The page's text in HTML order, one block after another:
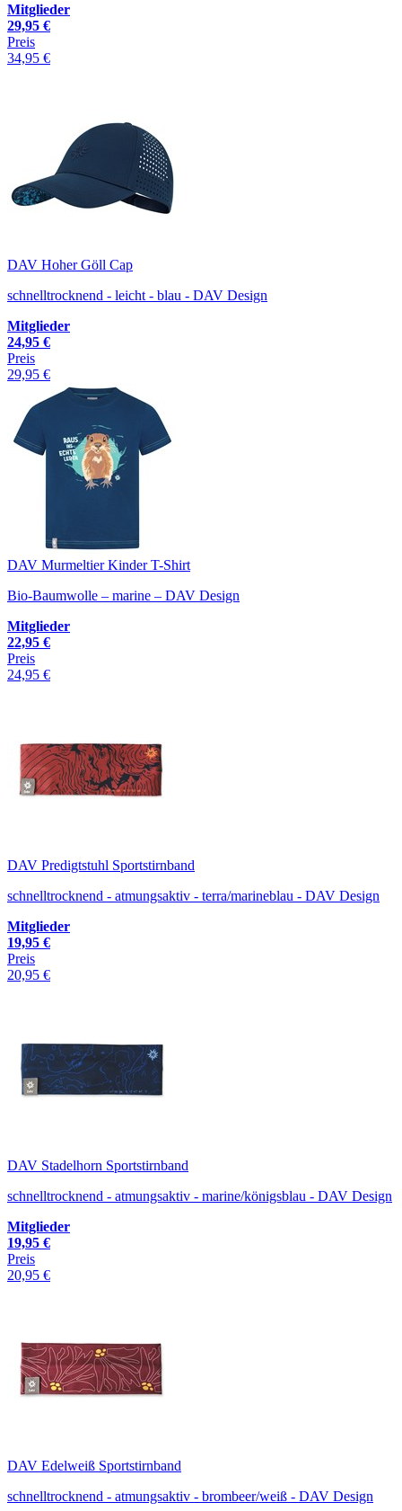
Mitglieder
29,95 €
Preis
34,95 €
DAV Hoher Göll Cap
schnelltrocknend - leicht - blau - DAV Design
Mitglieder
24,95 €
Preis
29,95 €
DAV Murmeltier Kinder T-Shirt
Bio-Baumwolle – marine – DAV Design
Mitglieder
22,95 €
Preis
24,95 €
DAV Predigtstuhl Sportstirnband
schnelltrocknend - atmungsaktiv - terra/marineblau - DAV Design
Mitglieder
19,95 €
Preis
20,95 €
DAV Stadelhorn Sportstirnband
schnelltrocknend - atmungsaktiv - marine/königsblau - DAV Design
Mitglieder
19,95 €
Preis
20,95 €
DAV Edelweiß Sportstirnband
schnelltrocknend - atmungsaktiv - brombeer/weiß - DAV Design